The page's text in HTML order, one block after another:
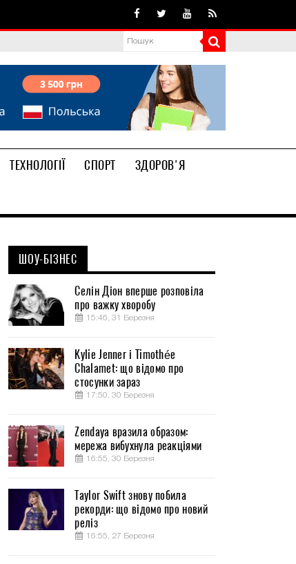
ТЕХНОЛОГІЇ СПОРТ
ЗДОРОВ'Я
ШОУ-БІЗНЕС
Селін Діон вперше розповіла
про важку хворобу
15:46, 31 Березня
Kylie Jenner і Timothée
Chalamet: що відомо про
стосунки зараз
17:50, 30 Березня
Zendaya вразила образом:
мережа вибухнула реакціями
16:55, 30 Березня
Taylor Swift знову побила
рекорди: що відомо про новий
реліз
16:55, 27 Березня